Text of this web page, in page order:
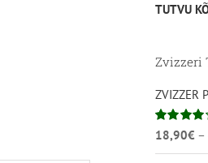
TUTVU
Zvizzeri
ZVIZZER
4.00
18,90€ –